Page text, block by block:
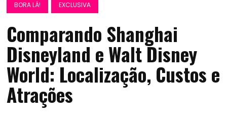
BORA LÁ! EXCLUSIVA
Comparando Shanghai
Disneyland e Walt Disney
World: Localização, Custos e
Atrações